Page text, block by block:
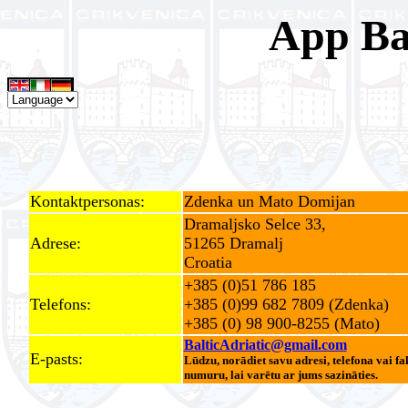
App
Kontaktpersonas: Zdenka un Mato Domijan
Adrese:
Dramaljsko Selce 33,
51265 Dramalj
Croatia
Telefons:
+385 (0)51 786 185
+385 (0)99 682 7809 (Zdenka)
+385 (0) 98 900-8255 (Mato)
E-pasts:
BalticAdriatic@gmail.com
Lūdzu, norādiet savuadresi, telefona vai
numuru, lai varētuar jums sazināties.